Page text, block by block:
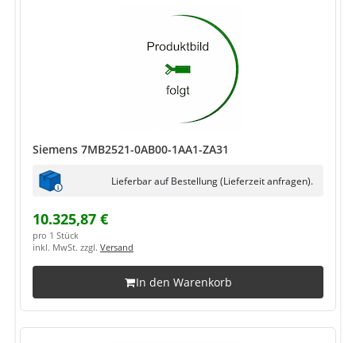
Siemens 7MB2521-0AB00-1AA1-ZA31
Lieferbar auf Bestellung (Lieferzeit anfragen).
10.325,87 €
pro 1 Stück
inkl. MwSt. zzgl. Versand
In den Warenkorb